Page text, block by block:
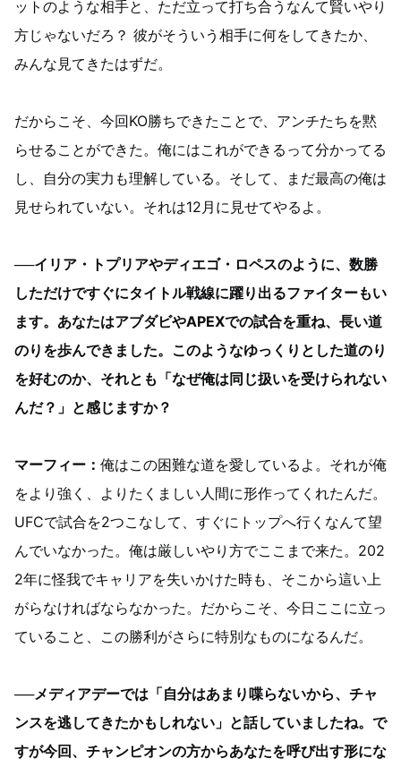
ットのような相手と、ただ立って打ち合うなんて賢いやり
方じゃないだろ？ 彼がそういう相手に何をしてきたか、
みんな見てきたはずだ。
だからこそ、今回KO勝ちできたことで、アンチたちを黙
らせることができた。俺にはこれができるって分かってる
し、自分の実力も理解している。そして、まだ最高の俺は
見せられていない。それは12月に見せてやるよ。
──イリア・トプリアやディエゴ・ロペスのように、数勝
しただけですぐにタイトル戦線に躍り出るファイターもい
ます。あなたはアブダビやAPEXでの試合を重ね、長い道
のりを歩んできました。このようなゆっくりとした道のり
を好むのか、それとも「なぜ俺は同じ扱いを受けられない
んだ？」と感じますか？
マーフィー： 俺はこの困難な道を愛しているよ。それが俺
をより強く、よりたくましい人間に形作ってくれたんだ。
UFCで試合を2つこなして、すぐにトップへ行くなんて望
んでいなかった。俺は厳しいやり方でここまで来た。202
2年に怪我でキャリアを失いかけた時も、そこから這い上
がらなければならなかった。だからこそ、今日ここに立っ
ていること、この勝利がさらに特別なものになるんだ。
──メディアデーでは「自分はあまり喋らないから、チャ
ンスを逃してきたかもしれない」と話していましたね。で
すが今回、チャンピオンの方からあなたを呼び出す形にな